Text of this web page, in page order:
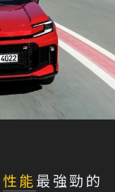
性能最強勁的